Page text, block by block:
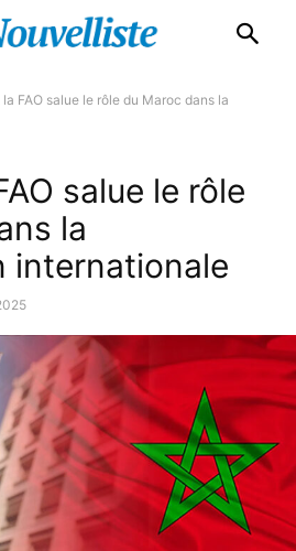
la FAO salue le rôle du Maroc dans la
salue le rôle
la
internationale